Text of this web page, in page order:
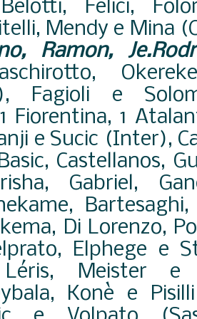
Felici,
Mendy e Mina
Ramon,
Fagioli e
Fiorentina, 1
e Sucic (Inter),
Castellanos,
Gabriel,
Di Lorenzo,
Elphege e
Léris, Meister e
Konè e